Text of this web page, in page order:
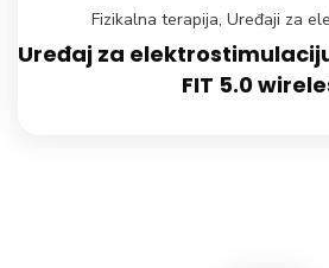
Fizikalna terapija, Uređaji za
Uređaj za
FIT 5.0